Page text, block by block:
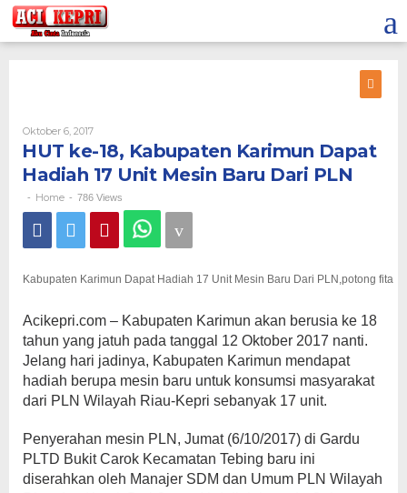
Lewati
ke
konten
Oktober 6, 2017Oleh
HUT ke-18, Kabupaten Karimun Dapat
Hadiah 17 Unit Mesin Baru Dari PLN
- Home - 786 Views
Kabupaten Karimun Dapat Hadiah 17 Unit Mesin Baru Dari PLN,potong fita
Acikepri.com – Kabupaten Karimun akan berusia ke 18
tahun yang jatuh pada tanggal 12 Oktober 2017 nanti.
Jelang hari jadinya, Kabupaten Karimun mendapat
hadiah berupa mesin baru untuk konsumsi masyarakat
dari PLN Wilayah Riau-Kepri sebanyak 17 unit.
Penyerahan mesin PLN, Jumat (6/10/2017) di Gardu
PLTD Bukit Carok Kecamatan Tebing baru ini
diserahkan oleh Manajer SDM dan Umum PLN Wilayah